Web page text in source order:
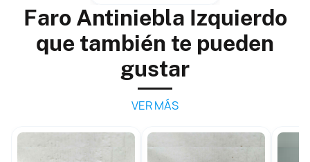
Faro Antiniebla Izquierdo
que también te pueden
gustar
VER MÁS